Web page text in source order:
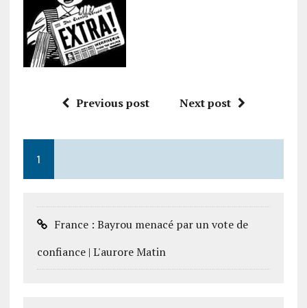
Previous post Next post
1
France : Bayrou menacé par un vote de
confiance | L'aurore Matin